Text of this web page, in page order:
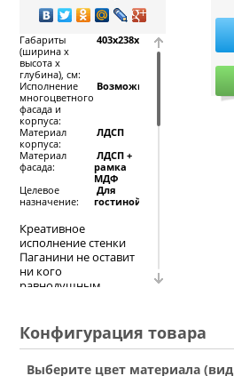
Габариты
(ширина х
высота х
глубина), см:
403x238x55,
Исполнение
многоцветного
фасада и
корпуса:
Возможно
Материал
корпуса:
ЛДСП
Материал
фасада:
ЛДСП +
рамка
МДФ
Целевое
назначение:
Для
гостиной
Креативное
исполнение стенки
Паганини не оставит
ни кого
равнодушным.
предполагает три
секции. Первая часть
распашного шкафа и
Конфигурация товара
Выберите цвет материала (вид